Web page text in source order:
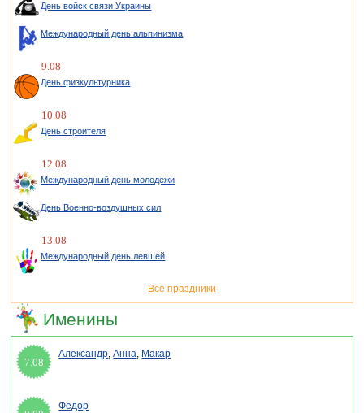
День войск связи Украины
Международный день альпинизма
9.08
День физкультурника
10.08
День строителя
12.08
Международный день молодежи
День Военно-воздушных сил
13.08
Международный день левшей
Все праздники
Именины
7.08
Александр,Анна, Макар
Федор